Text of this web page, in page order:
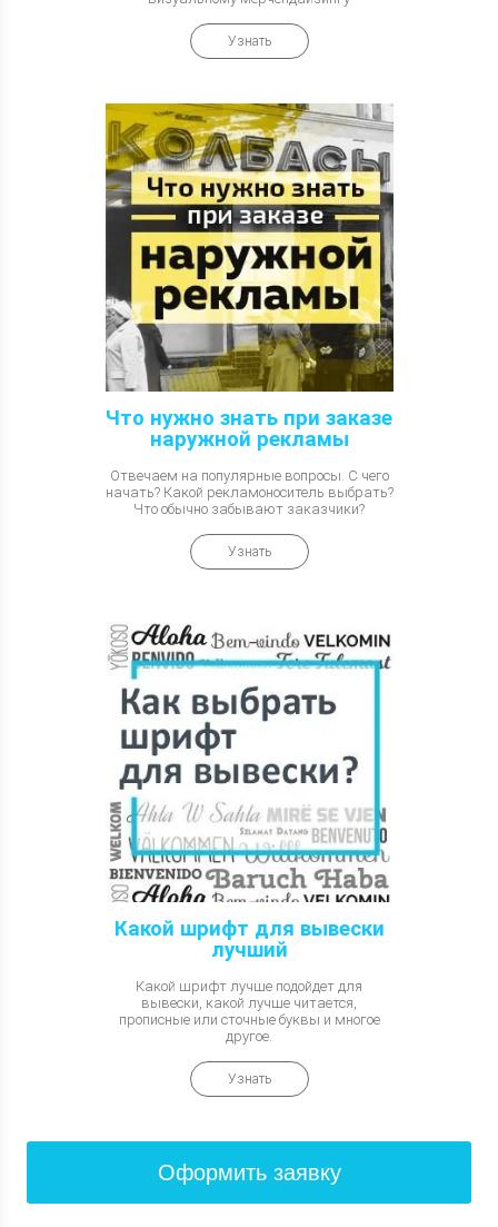
Узнать
Что нужно знать при заказе
наружной рекламы
Отвечаем на популярные вопросы. С чего
начать? Какой рекламоноситель выбрать?
Что обычно забывают заказчики?
Узнать
Какой шрифт для вывески
лучший
Какой шрифт лучше подойдет для
вывески, какой лучше читается,
прописные или сточные буквы и многое
другое.
Узнать
Оформить заявку